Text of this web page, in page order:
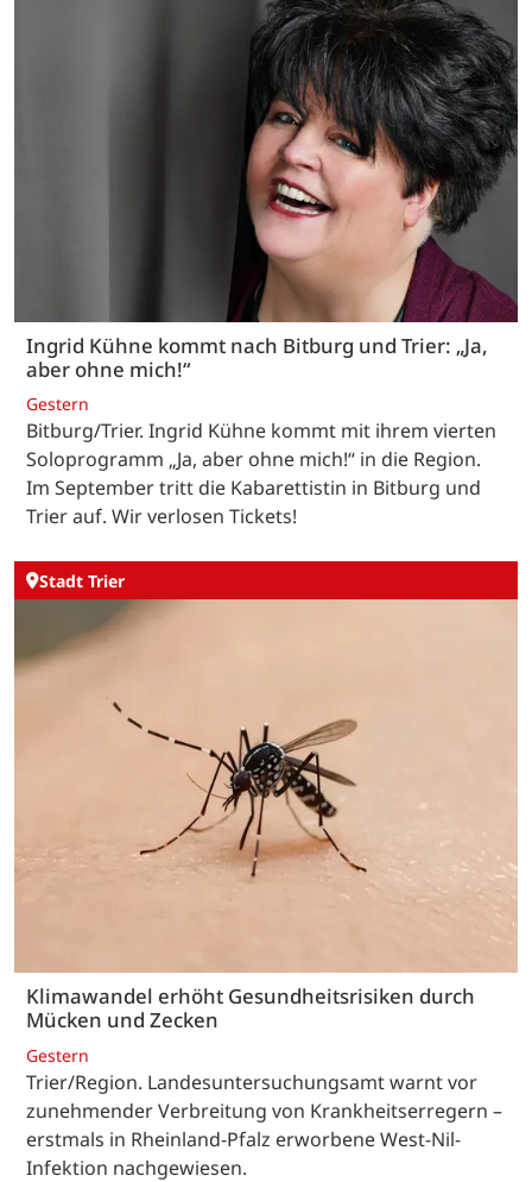
Ingrid Kühne kommt nach Bitburg und Trier: „Ja,
aber ohne mich!“
Gestern
Bitburg/Trier. Ingrid Kühne kommt mit ihrem vierten
Soloprogramm „Ja, aber ohne mich!“ in die Region.
Im September tritt die Kabarettistin in Bitburg und
Trier auf. Wir verlosen Tickets!
Stadt Trier
Klimawandel erhöht Gesundheitsrisiken durch
Mücken und Zecken
Gestern
Trier/Region. Landesuntersuchungsamt warnt vor
zunehmender Verbreitung von Krankheitserregern –
erstmals in Rheinland-Pfalz erworbene West-Nil-
Infektion nachgewiesen.